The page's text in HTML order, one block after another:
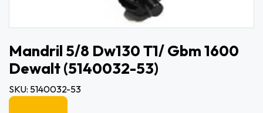
Mandril 5/8 Dw130 T1/ Gbm 1600
Dewalt (5140032-53)
SKU: 5140032-53